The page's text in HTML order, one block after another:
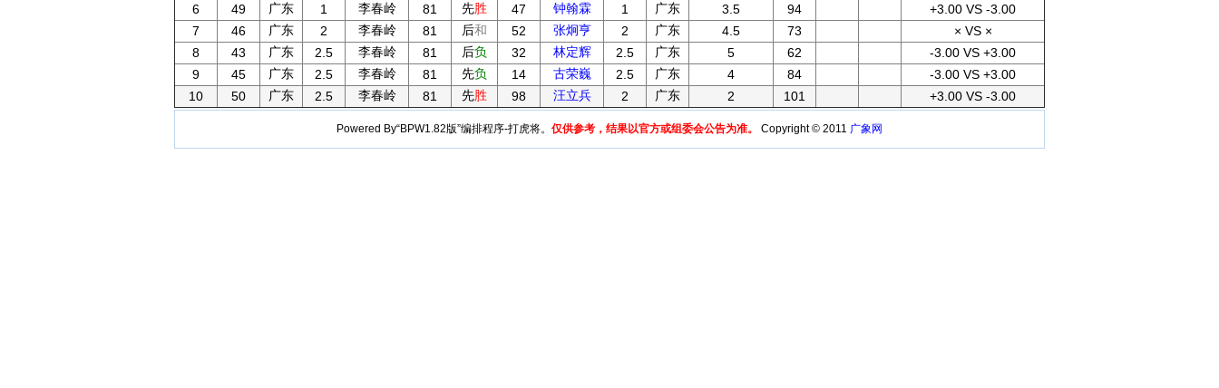
6
49 广东 1 李春岭 81 先胜 47 钟翰霖 1 广东 3.5 94
+3.00 VS -3.00
7
46 广东 2 李春岭 81 后和 52 张炯亨 2 广东 4.5 73
× VS ×
8
43 广东 2.5 李春岭 81 后负 32 林定辉 2.5 广东 5 62
-3.00 VS +3.00
9
45 广东 2.5 李春岭 81 先负 14 古荣巍 2.5 广东 4 84
-3.00 VS +3.00
10
50 广东 2.5 李春岭 81 先胜 98 汪立兵 2 广东 2 101 +3.00 VS -3.00
Powered By“BPW1.82版”编排程序-打虎将。 仅供参考，结果以官方或组委会公告为准。 Copyright © 2011 广象网